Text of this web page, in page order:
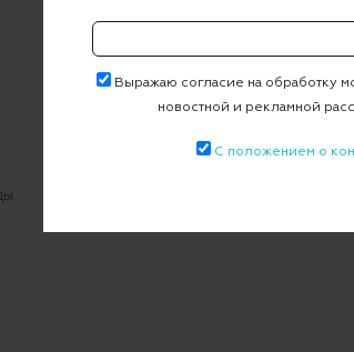
Выражаю согласие на обработку
новостной и рекламной
С положением о